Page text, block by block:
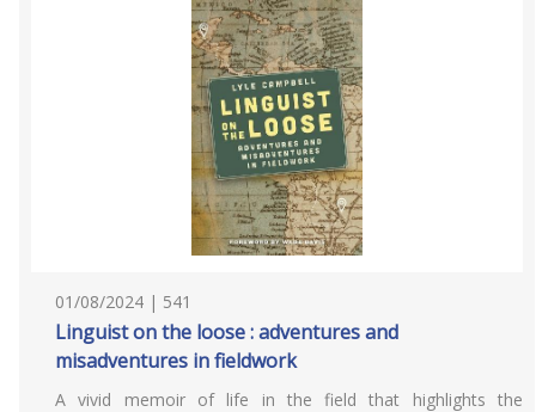
01/08/2024 | 541
Linguist on the loose : adventures and
misadventures in fieldwork
A vivid memoir of life in the field that highlights the